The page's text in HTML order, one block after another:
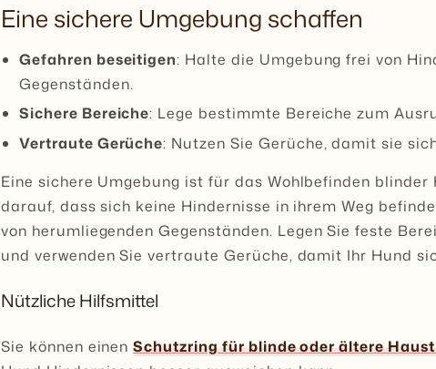
Eine sichere Umgebung schaffen
Gefahren beseitigen: Halte die Umgebung frei von
Gegenständen.
Sichere Bereiche: Lege bestimmte Bereiche zum
Vertraute Gerüche: Nutzen Sie Gerüche, damit sie
Eine sichere Umgebung ist für das Wohlbefinden blinder
darauf, dass sich keine Hindernisse in ihrem Weg
von herumliegenden Gegenständen. Legen Sie feste
und verwenden Sie vertraute Gerüche, damit Ihr Hund
Nützliche Hilfsmittel
Sie können einen Schutzring für blinde oder ältere